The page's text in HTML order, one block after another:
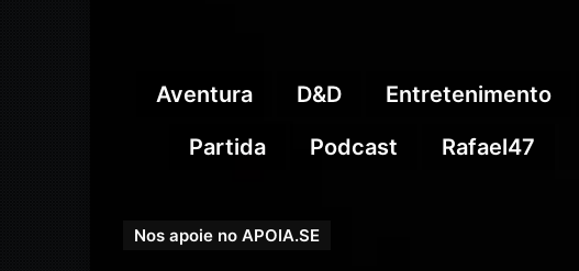
Aventura D&D Entretenimento
Partida
Podcast Rafael47
Nos apoie no APOIA.SE